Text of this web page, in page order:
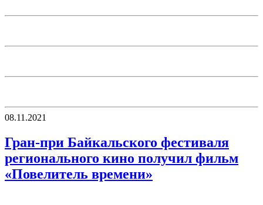
08.11.2021
Гран-при Байкальского фестиваля
регионального кино получил фильм
«Повелитель времени»